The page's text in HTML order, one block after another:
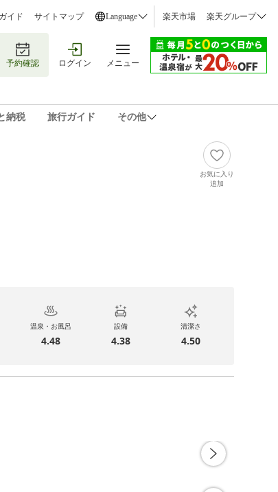
イド サイトマップ Language 楽天市場 楽天グループ
予約確認 ログイン メニュー
納税 旅行ガイド その他
お気に入り
追加
温泉・お風呂
4.48
設備
4.38
清潔さ
4.50